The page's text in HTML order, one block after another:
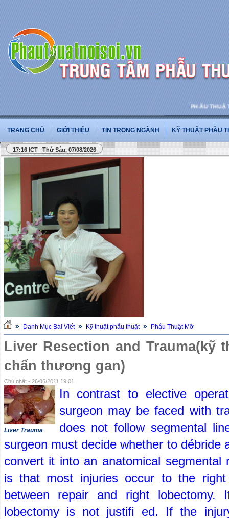
PHẪU THUẬT VÀ
TRANG CHỦ GIỚI THIỆU TIN TRONG NGÀNH KỸ THUẬT PHẪU
17:16 ICT Thứ Sáu, 07/08/2026
» Danh Mục Bài Viết » Kỹ thuật phẫu thuật » Phẫu Thuật Mỡ
Liver Resection and Trauma(kỹ
chấn thương gan)
Chủ nhật - 26/06/2011 19:01
Liver Trauma
In contrast to elective
surgeon may be faced with
does not follow segmental
surgeon must decide whether to débride
convert it into an anatomical segmental
is that most injuries occur to the
between repair and right
lobectomy is not justifi ed. If the